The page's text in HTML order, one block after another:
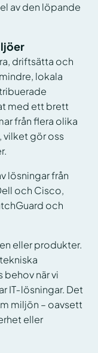
av den löpande
driftsätta och
lokala
med ett brett
från flera olika
vilket gör oss
lösningar från
och Cisco,
och
eller produkter.
när vi
IT‑lösningar. Det
miljön – oavsett
eller